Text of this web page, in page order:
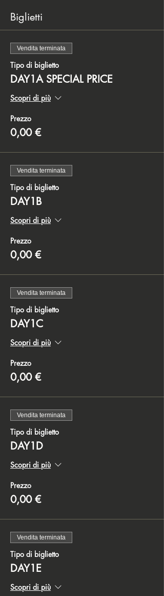
Biglietti
Vendita terminata
Tipo di biglietto
DAY1A SPECIAL PRICE
Scopri di più
Prezzo
0,00 €
Vendita terminata
Tipo di biglietto
DAY1B
Scopri di più
Prezzo
0,00 €
Vendita terminata
Tipo di biglietto
DAY1C
Scopri di più
Prezzo
0,00 €
Vendita terminata
Tipo di biglietto
DAY1D
Scopri di più
Prezzo
0,00 €
Vendita terminata
Tipo di biglietto
DAY1E
Scopri di più